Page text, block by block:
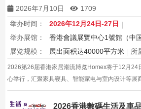
2026年7月10日
1709
举办时间：
2026年12月24日-27日
举办展馆：
香港會議展覽中心1號館（中
展览规模：
展出面积达40000平方米 所
2026第26届香港家居潮流博览Homex将于12月24
心举行，汇聚家具寝具、智能家电与室内设计等展
购与灵感盛会，欢迎本地家庭与海内外买家入场挑
节日购物季，感受设计之美。2026香港數碼生活及車